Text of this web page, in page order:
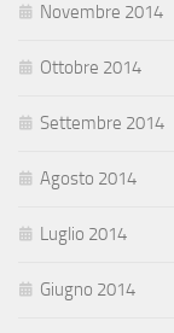
Novembre 2014
Ottobre 2014
Settembre 2014
Agosto 2014
Luglio 2014
Giugno 2014